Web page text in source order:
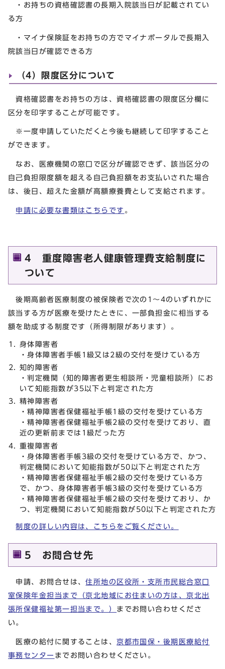
・お持ちの資格確認書の長期入院該当日が記載されてい
る方
・マイナ保険証をお持ちの方でマイナポータルで長期入
院該当日が確認できる方
（4）限度区分について
資格確認書をお持ちの方は、資格確認書の限度区分欄に
区分を印字することが可能です。
※一度申請していただくと今後も継続して印字すること
ができます。
なお、医療機関の窓口で区分が確認できず、該当区分の
自己負担限度額を超える自己負担額をお支払いされた場合
は、後日、超えた金額が高額療養費として支給されます。
申請に必要な書類はこちらです 。
4 重度障害老人健康管理費支給制度に
ついて
後期高齢者医療制度の被保険者で次の1～4のいずれかに
該当する方が医療を受けたときに、一部負担金に相当する
額を助成する制度です（所得制限があります）。
身体障害者
・身体障害者手帳1級又は2級の交付を受けている方
知的障害者
・判定機関（知的障害者更生相談所・児童相談所）にお
いて知能指数が35以下と判定された方
精神障害者
・精神障害者保健福祉手帳1級の交付を受けている方
・精神障害者保健福祉手帳2級の交付を受けており、直
近の更新前までは1級だった方
重複障害者
・身体障害者手帳3級の交付を受けている方で、かつ、
判定機関において知能指数が50以下と判定された方
・精神障害者保健福祉手帳2級の交付を受けている方
で、かつ、身体障害者手帳3級の交付を受けている方
・精神障害者保健福祉手帳2級の交付を受けており、か
つ、判定機関において知能指数が50以下と判定された方
制度の詳しい内容は、こちらをご覧ください。
5 お問合せ先
申請、お問合せは、住所地の区役所・支所市民総合窓口
室保険年金担当まで（京北地域にお住まいの方は、京北出
張所保健福祉第一担当まで。） までお問い合わせくださ
い。
医療の給付に関することは、京都市国保・後期医療給付
事務センター までお問い合わせください。